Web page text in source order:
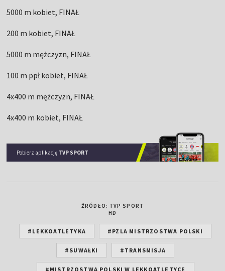
5000 m kobiet, FINAŁ
200 m kobiet, FINAŁ
5000 m mężczyzn, FINAŁ
100 m ppł kobiet, FINAŁ
4x400 m mężczyzn, FINAŁ
4x400 m kobiet, FINAŁ
Pobierz aplikację TVP SPORT
ŹRÓDŁO: TVP SPORT
HD
#LEKKOATLETYKA #PZLA MISTRZOSTWA POLSKI
#SUWAŁKI #TRANSMISJA
#MISTRZOSTWA POLSKI W LEKKOATLETYCE